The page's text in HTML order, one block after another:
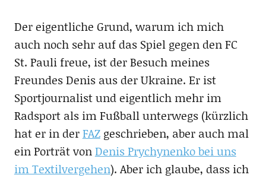
Der eigentliche Grund, warum ich mich
auch noch sehr auf das Spiel gegen den FC
St. Pauli freue, ist der Besuch meines
Freundes Denis aus der Ukraine. Er ist
Sportjournalist und eigentlich mehr im
Radsport als im Fußball unterwegs (kürzlich
hat er in derFAZgeschrieben, aber auch mal
ein Porträt vonDenis Prychynenko bei uns
im Textilvergehen). Aber ich glaube, dass ich